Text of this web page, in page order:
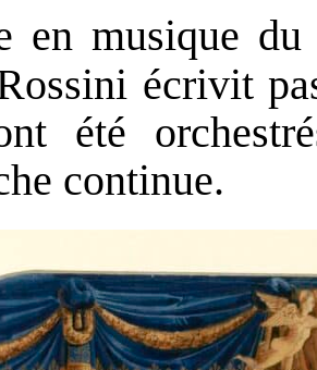
en musique
écrivit
été
continue.